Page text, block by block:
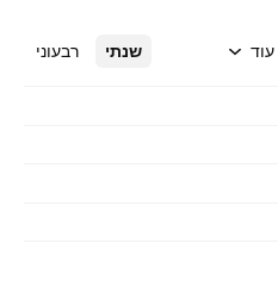
שנתי רבעוני עוד